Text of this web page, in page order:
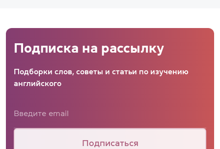
Подписка на рассылку
Подборки слов, советы и статьи по изучению
английского
Подписаться